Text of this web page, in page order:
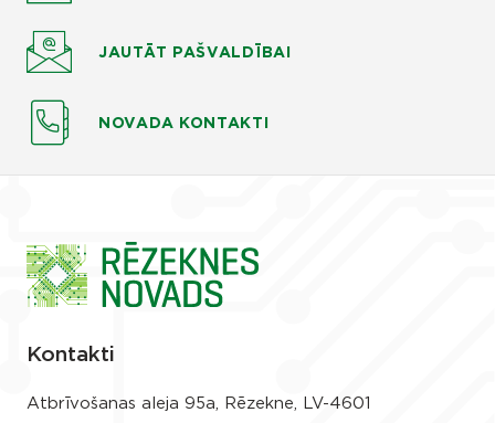
JAUTĀT PAŠVALDĪBAI
NOVADA KONTAKTI
Kontakti
Atbrīvošanas aleja 95a, Rēzekne, LV-4601